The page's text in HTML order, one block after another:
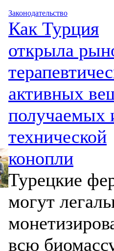
Законодательство
Как Турция
открыла
активных
получаемых
технической
конопли
Турецкие
могут
всю